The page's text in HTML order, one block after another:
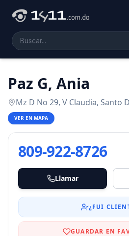
Paz G, Ania
Mz D No 29, V Claudia, Santo
VER EN MAPA
809-922-8726
Llamar
¿FUI
GUARDAR EN